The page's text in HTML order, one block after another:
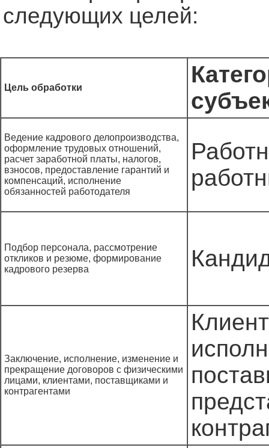
следующих целей:
Цель обработки
Ведение кадрового делопроизводства,
оформление трудовых отношений,
расчет заработной платы, налогов,
взносов, предоставление гарантий и
компенсаций, исполнение
обязанностей работодателя
Подбор персонала, рассмотрение
откликов и резюме, формирование
кадрового резерва
Заключение, исполнение, изменение и
прекращение договоров с физическими
лицами, клиентами, поставщиками и
контрагентами